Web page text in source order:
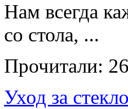
Нам всегда
со стола, ...
Прочитали:
Уход за